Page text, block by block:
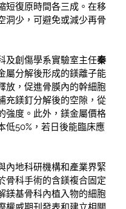
短復原時間各三成。在移
洞少，可避免或減少再骨
及創傷學系實驗室主任秦
屬分解後形成的鎂離子能
放，促進骨膜內的幹細胞
充鎂釘分解後的空隙，從
強度。此外，鎂金屬價格
低50%，若日後能臨床應
內地科研機構和產業界緊
骨科手術的含鎂複合固定
鎂基骨科內植入物的細胞